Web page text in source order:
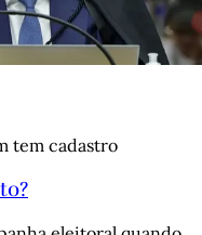
tem cadastro